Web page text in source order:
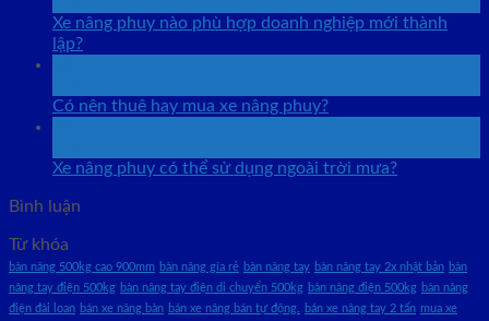
Xe nâng phuy nào phù hợp doanh nghiệp mới thành
lập?
Có nên thuê hay mua xe nâng phuy?
Xe nâng phuy có thể sử dụng ngoài trời mưa?
Bình luận
Từ khóa
bàn nâng 500kg cao 900mm bàn nâng gía rẻ bàn nâng tay bàn nâng tay 2x nhật bản bàn
nâng tay điện 500kg bàn nâng tay điện di chuyển 500kg bàn nâng điện 500kg bàn nâng
điện đài loan bán xe nâng bàn bán xe nâng bán tự động. bán xe nâng tay 2 tấn mua xe